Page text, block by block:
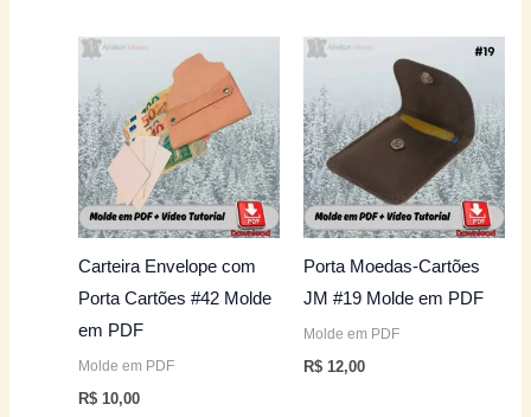
Carteira Envelope com
Porta Cartões #42 Molde
em PDF
Molde em PDF
R$ 10,00
Porta Moedas-Cartões
JM #19 Molde em PDF
Molde em PDF
R$12,00